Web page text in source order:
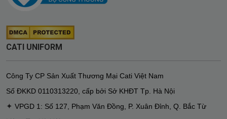
CATI UNIFORM
Công Ty CP Sản Xuất Thương Mại Cati Việt Nam
Số ĐKKD 0110313220 cấp bởi Sở KHĐT Tp. Hà Nội
✦ VPGD 1: Số 127, Phạm Văn Đồng, P. Xuân Đỉnh, Q. Bắc Từ